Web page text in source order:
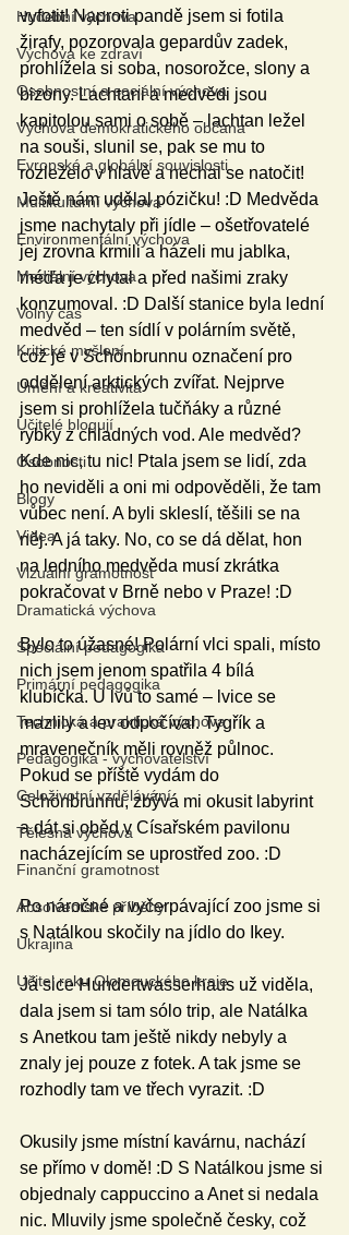
Hudební výchova
Výchova ke zdraví
Osobnostní a sociální výchova
Výchova demokratického občana
Evropské a globální souvislosti
Multikulturní výchova
Environmentální výchova
Mediální výchova
Volný čas
Kritické myšlení
Umění a kreativita
Učitelé blogují
Osobnosti
Blogy
Videa
Vizuální gramotnost
Dramatická výchova
Speciální pedagogika
Primární pedagogika
Technická a praktická výchova
Pedagogika - vychovatelství
Celoživotní vzdělávání
Tělesná výchova
Finanční gramotnost
Absolventské příběhy
Ukrajina
Učitel roku Olomouckého kraje
vyfotit! Naproti pandě jsem si fotila
žirafy, pozorovala gepardův zadek,
prohlížela si soba, nosorožce, slony a
bizony. Lachtani a medvědi jsou
kapitolou sami o sobě – lachtan ležel
na souši, slunil se, pak se mu to
rozleželo v hlavě a nechal se natočit!
Ještě nám udělal pózičku! :D Medvěda
jsme nachytaly při jídle – ošetřovatelé
jej zrovna krmili a házeli mu jablka,
méďa je chytal a před našimi zraky
konzumoval. :D Další stanice byla lední
medvěd – ten sídlí v polárním světě,
což je v Schönbrunnu označení pro
oddělení arktických zvířat. Nejprve
jsem si prohlížela tučňáky a různé
rybky z chladných vod. Ale medvěd?
Kde nic, tu nic! Ptala jsem se lidí, zda
ho neviděli a oni mi odpověděli, že tam
vůbec není. A byli skleslí, těšili se na
něj. A já taky. No, co se dá dělat, hon
na ledního medvěda musí zkrátka
pokračovat v Brně nebo v Praze! :D
Bylo to úžasné! Polární vlci spali, místo
nich jsem jenom spatřila 4 bílá
klubíčka. U lvů to samé – lvice se
mazlily a lev odpočíval. Tygřík a
mravenečník měli rovněž půlnoc.
Pokud se příště vydám do
Schönbrunnu, zbývá mi okusit labyrint
a dát si oběd v Císařském pavilonu
nacházejícím se uprostřed zoo. :D
Po náročné a vyčerpávající zoo jsme si
s Natálkou skočily na jídlo do Ikey.
Já sice Hundertwasserhaus už viděla,
dala jsem si tam sólo trip, ale Natálka
s Anetkou tam ještě nikdy nebyly a
znaly jej pouze z fotek. A tak jsme se
rozhodly tam ve třech vyrazit. :D
Okusily jsme místní kavárnu, nachází
se přímo v domě! :D S Natálkou jsme si
objednaly cappuccino a Anet si nedala
nic. Mluvily jsme společně česky, což